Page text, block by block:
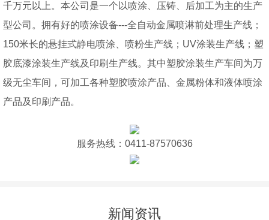
千万元以上。本公司是一个以喷涂、压铸、后加工为主的生产
型公司。拥有好的喷涂设备---全自动金属喷淋前处理生产线；
150米长的悬挂式静电喷涂、喷粉生产线；UV涂装生产线；塑
胶底漆涂装生产线及印刷生产线。其中塑胶涂装生产车间为万
级无尘车间，可加工各种塑胶喷涂产品、金属粉体和液体喷涂
产品及印刷产品。
服务热线：0411-87570636
新闻资讯